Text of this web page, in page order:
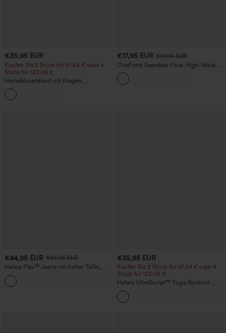
€35,95 EUR
Kaufen Sie 2 Stück für 61,54 € oder 4
Stück für 123,08 €.
Hemdblusenkleid mit Kragen,
Kappenärmeln, Taillengürtel,
geschwungenem Schlitzsaum, Midi-
Länge und Taschen
€17,95 EUR €31,95 EUR
OneForm Seamless Flow High-Waist
Yogaleggings – nahtlos, mit hoher
Taille, bauchformend und mit
Hebeeffekt für den Po
€44,95 EUR €49,95 EUR
Halara Flex™ Jeans mit hoher Taille,
Taschen, geradem Bein und Used-Look
+3
€35,95 EUR
Kaufen Sie 2 Stück für 61,54 € oder 4
Stück für 123,08 €.
Halara UltraSculpt™ Yoga-Bootcut-
Leggings mit hoher Taille,
bauchformender Unterstützung und
Tasche